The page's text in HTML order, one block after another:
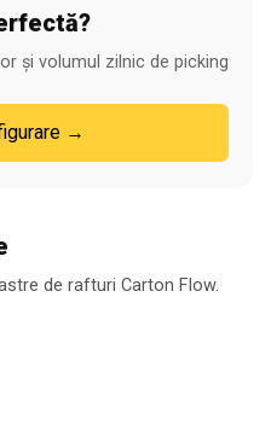
și volumul zilnic de picking
→
de rafturi Carton Flow.